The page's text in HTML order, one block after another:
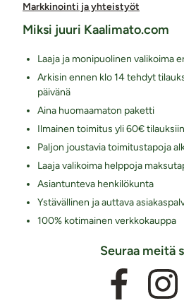
Markkinointi ja yhteistyöt
Miksi juuri Kaalimato.com
Laaja ja monipuolinen valikoima
Arkisin ennen klo 14 tehdyt
päivänä
Aina huomaamaton paketti
Ilmainen toimitus yli 60€ tilauksiin
Paljon joustavia toimitustapoja
Laaja valikoima helppoja
Asiantunteva henkilökunta
Ystävällinen ja auttava
100% kotimainen verkkokauppa
Seuraa meitä